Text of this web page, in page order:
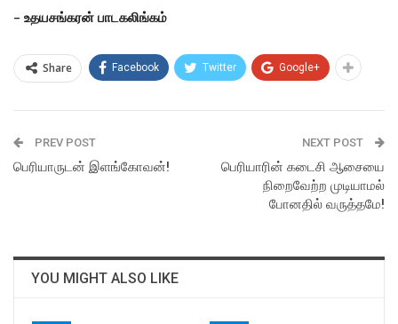
– உதயசங்கரன் பாடகலிங்கம்
Share Facebook Twitter Google+
PREV POST
பெரியாருடன் இளங்கோவன்!
NEXT POST
பெரியாரின் கடைசி ஆசையை
நிறைவேற்ற முடியாமல்
போனதில் வருத்தமே!
YOU MIGHT ALSO LIKE